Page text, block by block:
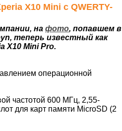
X10 Mini с QWERTY-
на фото, попавшем в
теперь известный как
X10 Mini Pro.
операционной
частотой 600 МГц, 2,55-
для карт памяти MicroSD (2